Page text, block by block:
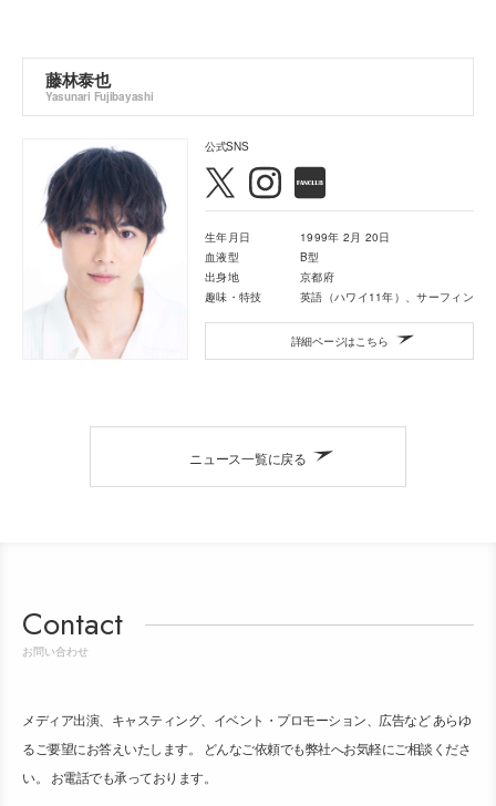
藤林泰也
Yasunari Fujibayashi
公式SNS
生年月日
1999年 2月 20日
血液型
B型
出身地
京都府
趣味・特技
英語（ハワイ11年）、サーフィン
詳細ページはこちら
ニュース一覧に戻る
Contact
お問い合わせ
メディア出演、キャスティング、イベント・プロモーション、広告など あらゆ
るご要望にお答えいたします。 どんなご依頼でも弊社へお気軽にご相談くださ
い。 お電話でも承っております。